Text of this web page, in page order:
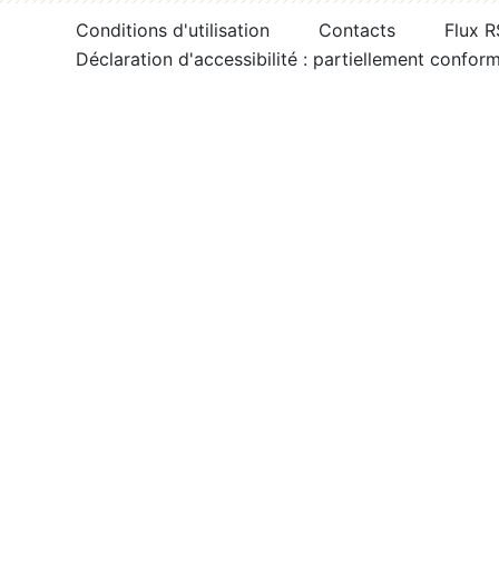
Conditions d'utilisation Contacts
Flux
Déclaration d'accessibilité : partiellement